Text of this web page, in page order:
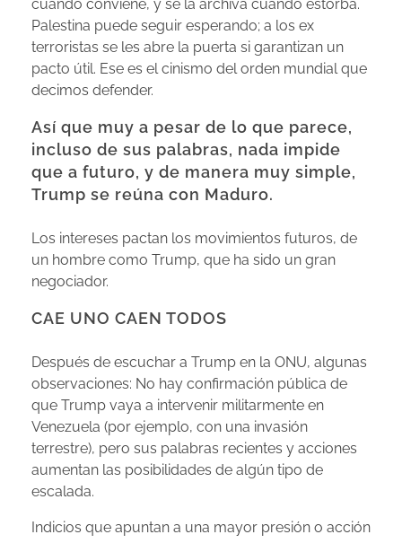
cuando conviene, y se la archiva cuando estorba.
Palestina puede seguir esperando; a los ex
terroristas se les abre la puerta si garantizan un
pacto útil. Ese es el cinismo del orden mundial que
decimos defender.
Así que muy a pesar de lo que parece,
incluso de sus palabras, nada impide
que a futuro, y de manera muy simple,
Trump se reúna con Maduro.
Los intereses pactan los movimientos futuros, de
un hombre como Trump, que ha sido un gran
negociador.
CAE UNO CAEN TODOS
Después de escuchar a Trump en la ONU, algunas
observaciones: No hay confirmación pública de
que Trump vaya a intervenir militarmente en
Venezuela (por ejemplo, con una invasión
terrestre), pero sus palabras recientes y acciones
aumentan las posibilidades de algún tipo de
escalada.
Indicios que apuntan a una mayor presión o acción